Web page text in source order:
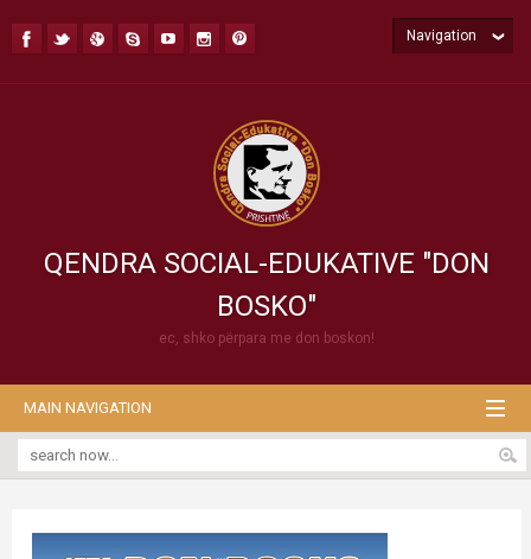
QENDRA SOCIAL-EDUKATIVE "DON
BOSKO"
ec, shko përpara me don boskon!
Navigation
MAIN NAVIGATION